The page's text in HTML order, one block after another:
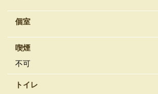
個室
喫煙
不可
トイレ